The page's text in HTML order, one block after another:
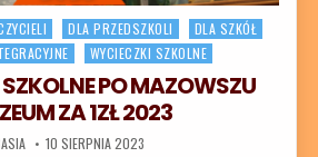
DLA PRZEDSZKOLI
DLA SZKÓŁ
WYCIECZKI SZKOLNE
PO MAZOWSZU
ZA 1ZŁ 2023
DATA PUBLIKACJI:
10 SIERPNIA 2023